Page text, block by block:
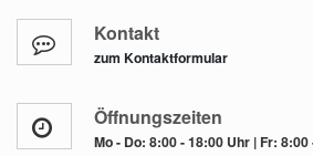
Kontakt
zum Kontaktformular
Öffnungszeiten
Mo - Do: 8:00 - 18:00 Uhr | Fr: